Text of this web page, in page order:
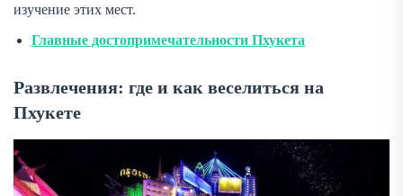
изучение этих мест.
Главные достопримечательности Пхукета
Развлечения: где и как веселиться на
Пхукете